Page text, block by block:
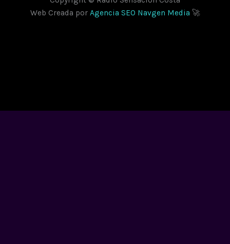
Web Creada por Agencia SEO Navgen Media 🚀